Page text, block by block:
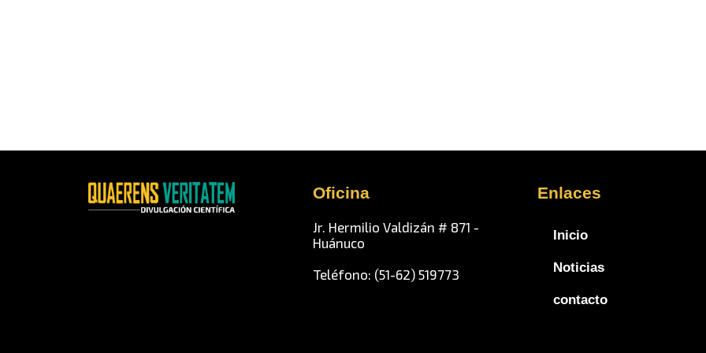
Oficina
Jr. Hermilio Valdizán # 871 -
Huánuco
Teléfono: (51-62) 519773
Enlaces
Inicio
Noticias
contacto